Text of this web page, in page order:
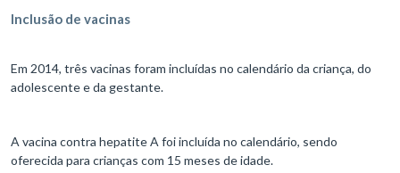
Inclusão de vacinas
Em 2014, três vacinas foram incluídas no calendário da criança, do
adolescente e da gestante.
A vacina contra hepatite A foi incluída no calendário, sendo
oferecida para crianças com 15 meses de idade.